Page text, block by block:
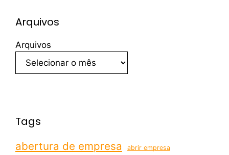
Arquivos
Arquivos
Tags
abertura de empresa
abrir empresa